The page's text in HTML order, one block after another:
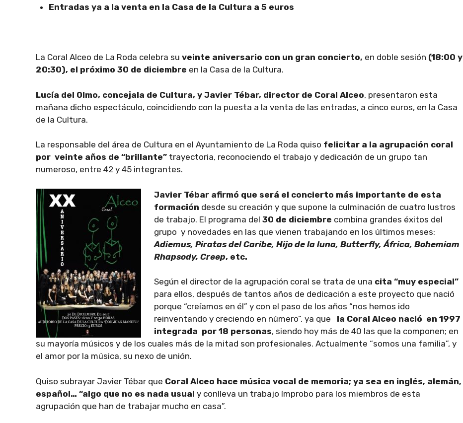
Entradas ya a la venta en la Casa de la Cultura a 5 euros
La Coral Alceo de La Roda celebra su veinte aniversario con un gran concierto, en doble sesión (18:00 y
20:30), el próximo 30 de diciembre en la Casa de la Cultura.
Lucía del Olmo, concejala de Cultura, y Javier Tébar, director de Coral Alceo, presentaron esta
mañana dicho espectáculo, coincidiendo con la puesta a la venta de las entradas, a cinco euros, en la Casa
de la Cultura.
La responsable del área de Cultura en el Ayuntamiento de La Roda quiso felicitar a la agrupación coral
por veinte años de “brillante” trayectoria, reconociendo el trabajo y dedicación de un grupo tan
numeroso, entre 42 y 45 integrantes.
Javier Tébar afirmó que será el concierto más importante de esta
formación desde su creación y que supone la culminación de cuatro lustros
de trabajo. El programa del 30 de diciembre combina grandes éxitos del
grupo y novedades en las que vienen trabajando en los últimos meses:
Adiemus, Piratas del Caribe, Hijo de la luna, Butterfly, África, Bohemiam
Rhapsody, Creep, etc.
Según el director de la agrupación coral se trata de una cita “muy especial”
para ellos, después de tantos años de dedicación a este proyecto que nació
porque “creíamos en él” y con el paso de los años “nos hemos ido
reinventando y creciendo en número”, ya que la Coral Alceo nació en 1997
integrada por 18 personas, siendo hoy más de 40 las que la componen; en
su mayoría músicos y de los cuales más de la mitad son profesionales. Actualmente “somos una familia”, y
el amor por la música, su nexo de unión.
Quiso subrayar Javier Tébar que Coral Alceo hace música vocal de memoria; ya sea en inglés, alemán,
español… “algo que no es nada usual y conlleva un trabajo ímprobo para los miembros de esta
agrupación que han de trabajar mucho en casa”.